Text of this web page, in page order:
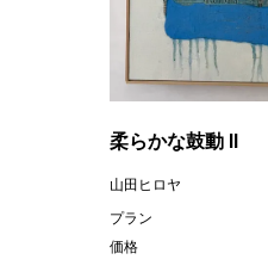
柔らかな鼓動 Ⅱ
山田ヒロヤ
プラン
価格